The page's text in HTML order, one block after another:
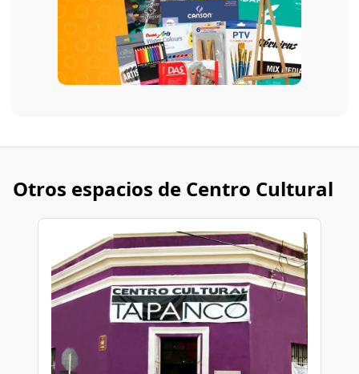
Otros espacios de Centro Cultural